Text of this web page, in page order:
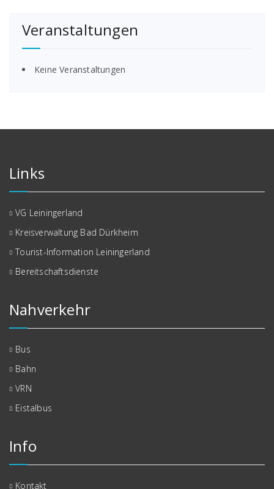
Veranstaltungen
Keine Veranstaltungen
Links
VG Leiningerland
Kreisverwaltung Bad Dürkheim
Tourist-Information Leiningerland
Bereitschaftsdienste
Nahverkehr
Bus
Bahn
VRN
Eistalbus
Info
Kontakt